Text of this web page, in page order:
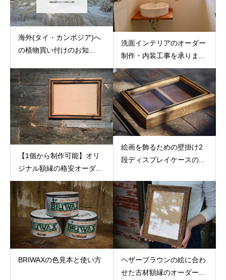
海外(タイ・カンボジア)へ
の植物買い付けのお知...
洗面インテリアのオーダー
制作・内装工事を承りま...
【1個から制作可能】オリ
ジナル額縁の格安オーダ...
絵画を飾るための壁掛け2
段ディスプレイケースの...
BRIWAXの色見本と使い方
ヘザーブラウンの絵に合わ
せた古材額縁のオーダー...